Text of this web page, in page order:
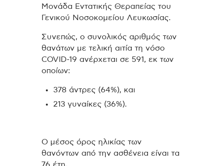
Μονάδα Εντατικής Θεραπείας του
Γενικού Νοσοκομείου Λευκωσίας.
Συνεπώς, ο συνολικός αριθμός των
θανάτων με τελική αιτία τη νόσο
COVID-19 ανέρχεται σε 591, εκ των
οποίων:
378 άντρες (64%), και
213 γυναίκες (36%).
Ο μέσος όρος ηλικίας των
θανόντων από την ασθένεια είναι τα